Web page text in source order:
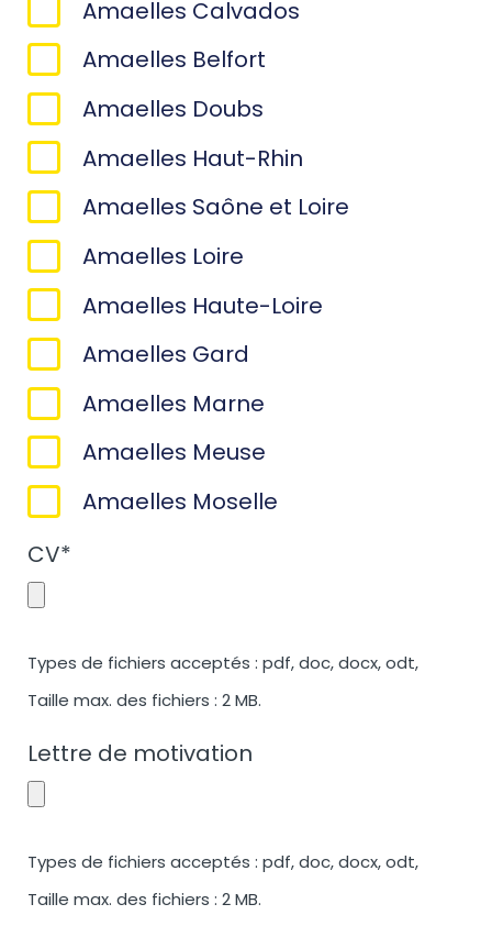
Amaelles Calvados
Amaelles Belfort
Amaelles Doubs
Amaelles Haut-Rhin
Amaelles Saône et Loire
Amaelles Loire
Amaelles Haute-Loire
Amaelles Gard
Amaelles Marne
Amaelles Meuse
Amaelles Moselle
CV*
Types de fichiers acceptés : pdf, doc, docx, odt,
Taille max. des fichiers : 2 MB.
Lettre de motivation
Types de fichiers acceptés : pdf, doc, docx, odt,
Taille max. des fichiers : 2 MB.